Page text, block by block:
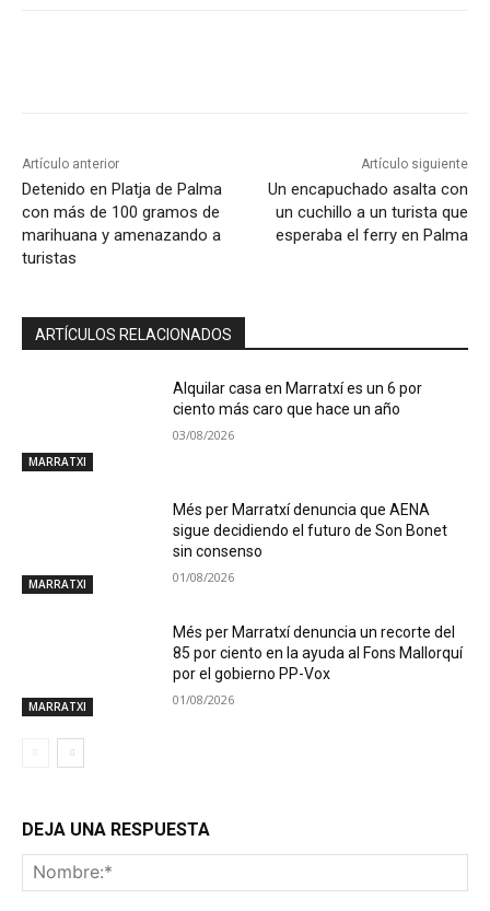
Artículo anterior
Detenido en Platja de Palma
con más de 100 gramos de
marihuana y amenazando a
turistas
Artículo siguiente
Un encapuchado asalta con
un cuchillo a un turista que
esperaba el ferry en Palma
ARTÍCULOS RELACIONADOS
MARRATXI
Alquilar casa en Marratxí es un 6 por
ciento más caro que hace un año
03/08/2026
MARRATXI
Més per Marratxí denuncia que AENA
sigue decidiendo el futuro de Son Bonet
sin consenso
01/08/2026
MARRATXI
Més per Marratxí denuncia un recorte del
85 por ciento en la ayuda al Fons Mallorquí
por el gobierno PP-Vox
01/08/2026
DEJA UNA RESPUESTA